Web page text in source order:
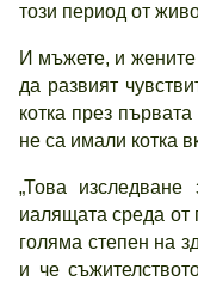
този период от
И мъжете, и жените
да развият
котка през
не са имали котка
„Това изследване
иалящата среда от
голяма степен на
и че